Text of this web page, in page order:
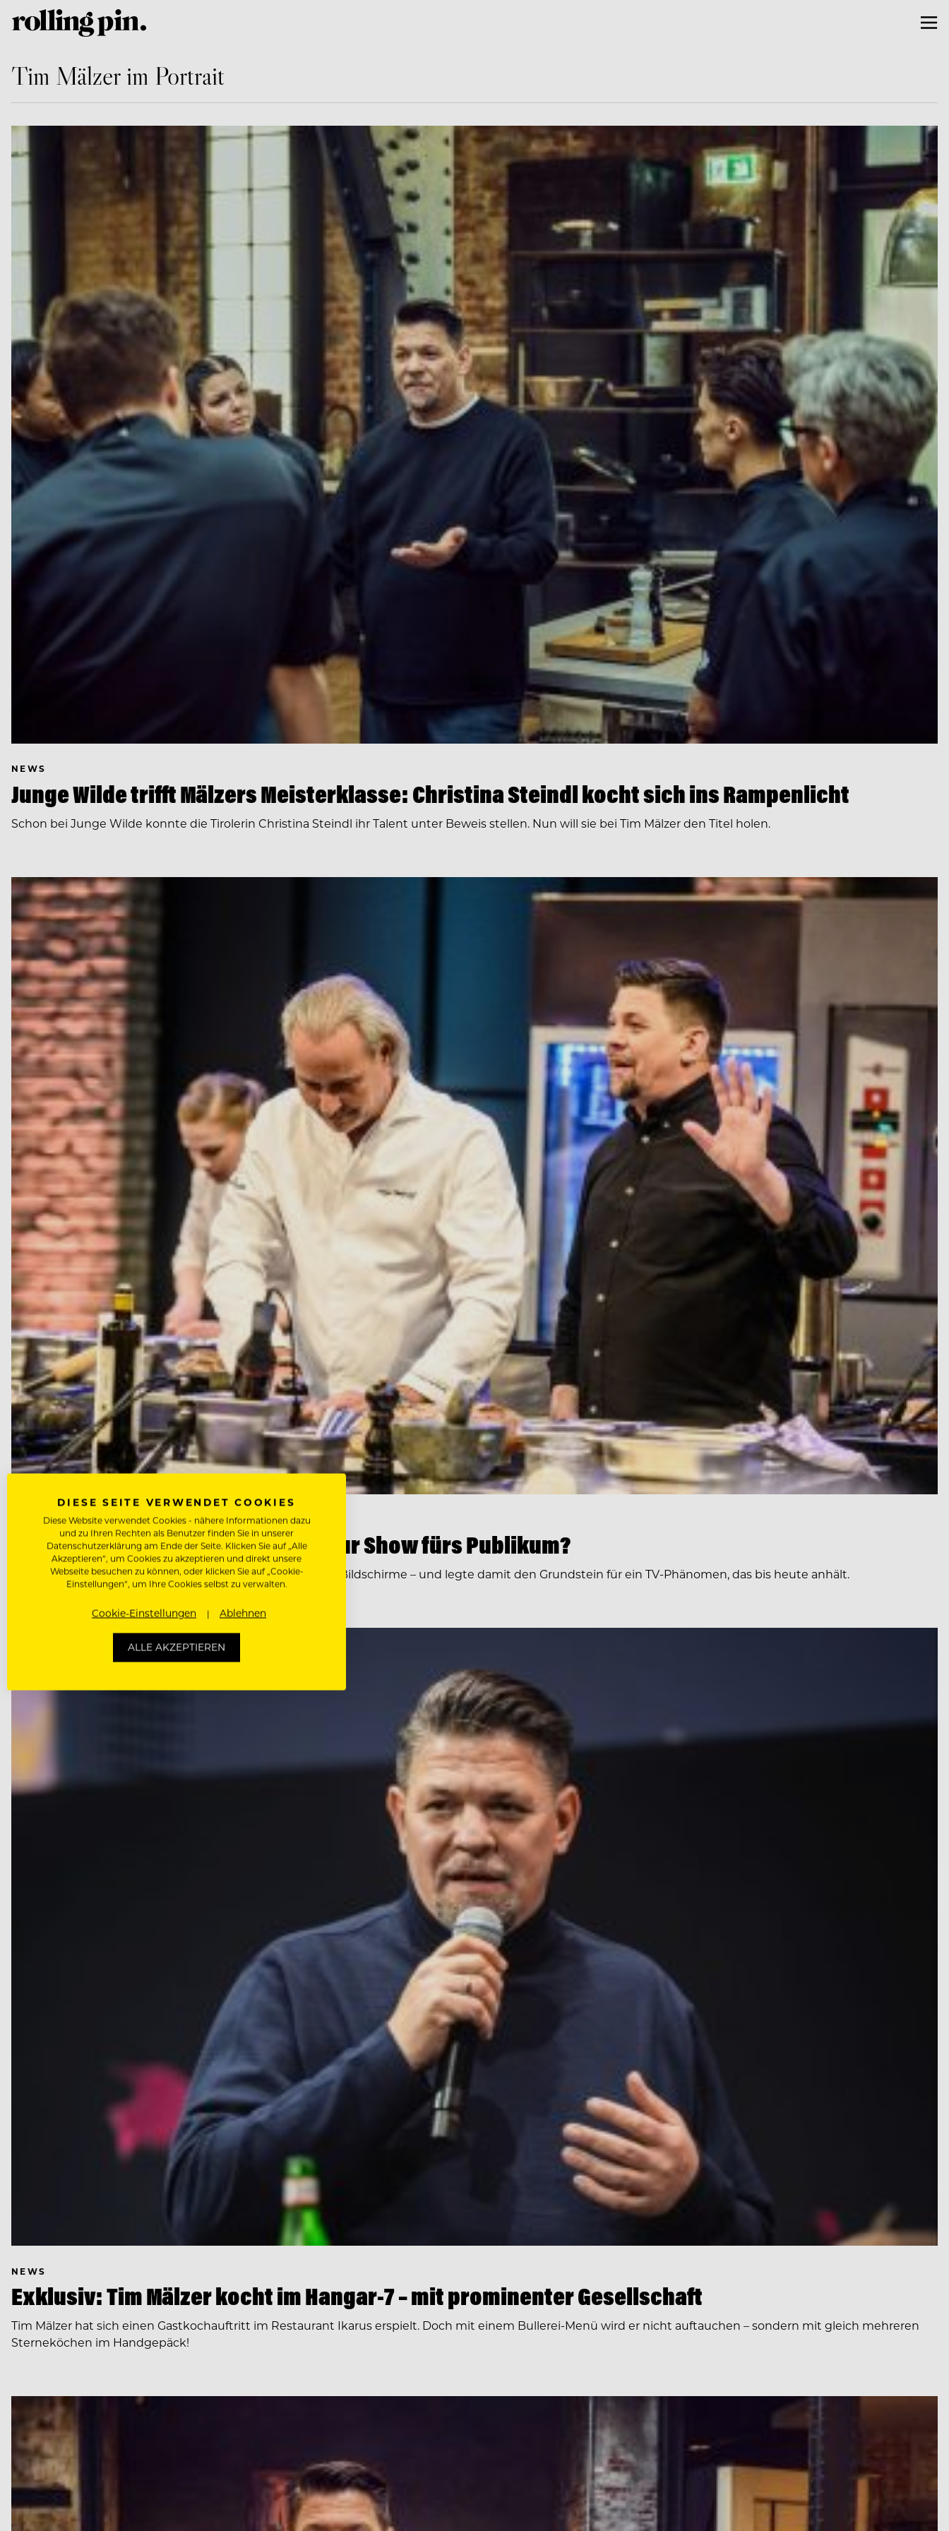
Tim Mälzer im Portrait
NEWS
Junge Wilde trifft Mälzers Meisterklasse: Christina Steindl kocht sich ins Rampenlicht
Schon bei Junge Wilde konnte die Tirolerin Christina Steindl ihr Talent unter Beweis stellen. Nun will sie bei Tim Mälzer den Titel holen.
NEWS
Kochshows im TV – Genuss oder nur Show fürs Publikum?
Vor fast 90 Jahren flimmerte die erste Kochshow über die Bildschirme – und legte damit den Grundstein für ein TV-Phänomen, das bis heute anhält.
NEWS
Exklusiv: Tim Mälzer kocht im Hangar-7 – mit prominenter Gesellschaft
Tim Mälzer hat sich einen Gastkochauftritt im Restaurant Ikarus erspielt. Doch mit einem Bullerei-Menü wird er nicht auftauchen – sondern mit gleich mehreren
Sterneköchen im Handgepäck!
DIESE SEITE VERWENDET COOKIES
Diese Website verwendet Cookies - nähere Informationen dazu
und zu Ihren Rechten als Benutzer finden Sie in unserer
Datenschutzerklärung am Ende der Seite. Klicken Sie auf „Alle
Akzeptieren“, um Cookies zu akzeptieren und direkt unsere
Webseite besuchen zu können, oder klicken Sie auf „Cookie-
Einstellungen“, um Ihre Cookies selbst zu verwalten.
Cookie-Einstellungen Ablehnen
ALLE AKZEPTIEREN